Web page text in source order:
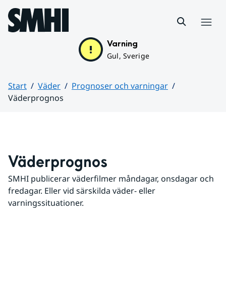
Hoppa till sidans innehåll
Varning
Gul, Sverige
Start Väder
Prognoser och varningar
Väderprognos
Väderprognos
SMHI publicerar väderfilmer måndagar, onsdagar och
fredagar. Eller vid särskilda väder- eller
varningssituationer.